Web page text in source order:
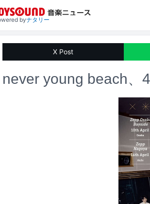
byナタリー
X Post
never young beach、